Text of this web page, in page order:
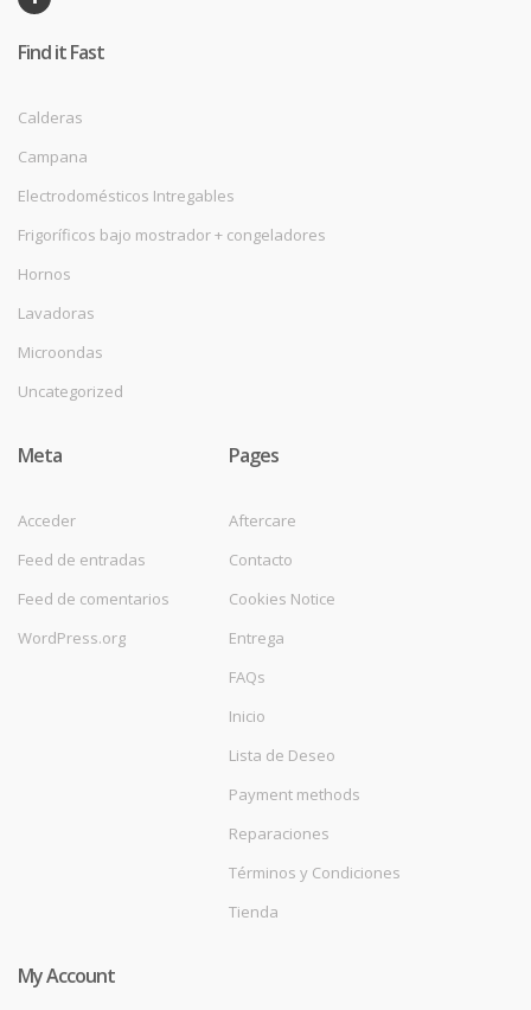
Find it Fast
Calderas
Campana
Electrodomésticos Intregables
Frigoríficos bajo mostrador + congeladores
Hornos
Lavadoras
Microondas
Uncategorized
Meta
Acceder
Feed de entradas
Feed de comentarios
WordPress.org
Pages
Aftercare
Contacto
Cookies Notice
Entrega
FAQs
Inicio
Lista de Deseo
Payment methods
Reparaciones
Términos y Condiciones
Tienda
My Account